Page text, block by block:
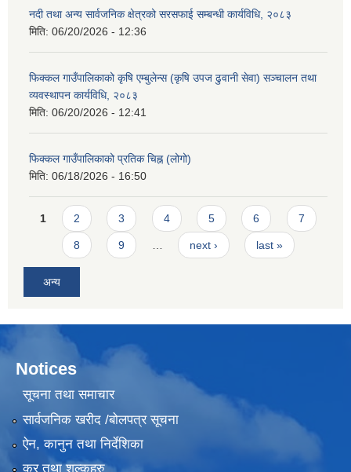
नदी तथा अन्य सार्वजनिक क्षेत्रको सरसफाई सम्बन्धी कार्यविधि, २०८३
मिति: 06/20/2026 - 12:36
फिक्कल गाउँपालिकाको कृषि एम्बुलेन्स (कृषि उपज ढुवानी सेवा) सञ्चालन तथा
व्यवस्थापन कार्यविधि, २०८३
मिति: 06/20/2026 - 12:41
फिक्कल गाउँपालिकाको प्रतिक चिह्न (लोगो)
मिति: 06/18/2026 - 16:50
Pages
1 2 3 4 5 6 7
8 9 … next › last »
अन्य
Notices
सूचना तथा समाचार
सार्वजनिक खरीद /बोलपत्र सूचना
ऐन, कानुन तथा निर्देशिका
कर तथा शुल्कहरु